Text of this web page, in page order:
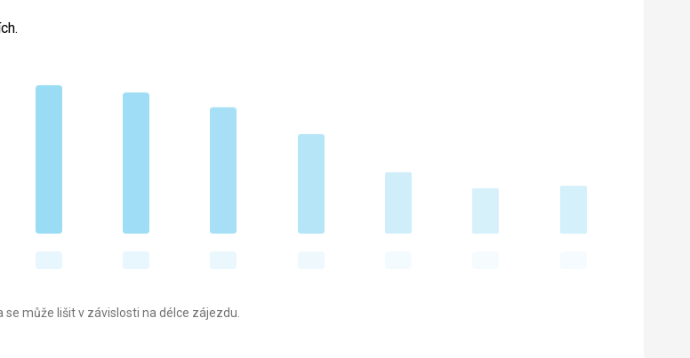
může lišit v závislosti na délce zájezdu.